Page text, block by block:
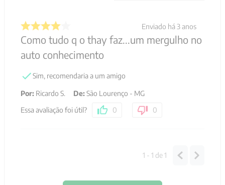
Enviado há 3 anos
Como tudo q o thay faz...um mergulho no
auto conhecimento
Sim, recomendaria a um amigo
Por: Ricardo S. De:São Lourenço - MG
Essa avaliação foi útil?
0 0
1 - 1 de1